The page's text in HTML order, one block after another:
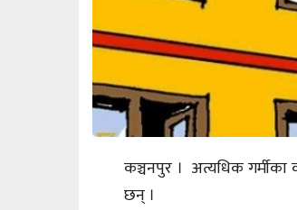
कञ्चनपुर । अत्यधिक गर्मीका
छन् ।